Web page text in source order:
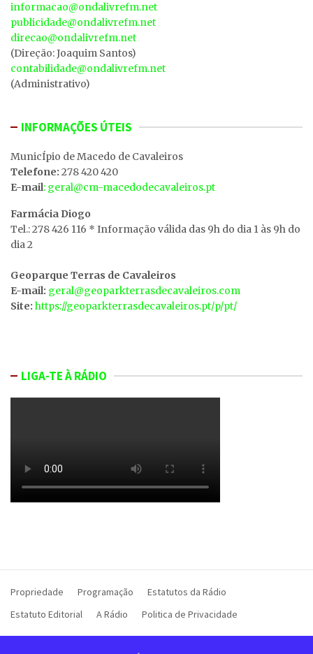
informacao@ondalivrefm.net
publicidade@ondalivrefm.net
direcao@ondalivrefm.net
(Direção: Joaquim Santos)
contabilidade@ondalivrefm.net
(Administrativo)
INFORMAÇÕES ÚTEIS
MunicÍpio de Macedo de Cavaleiros
Telefone: 278 420 420
E-mail: geral@cm-macedodecavaleiros.pt
Farmácia Diogo
Tel.: 278 426 116 * Informação válida das 9h do dia 1 às 9h do
dia 2
Geoparque Terras de Cavaleiros
E-mail: geral@geoparkterrasdecavaleiros.com
Site: https://geoparkterrasdecavaleiros.pt/p/pt/
LIGA-TE À RÁDIO
Propriedade Programação
Estatutos da Rádio
Estatuto Editorial
A Rádio Politica de Privacidade